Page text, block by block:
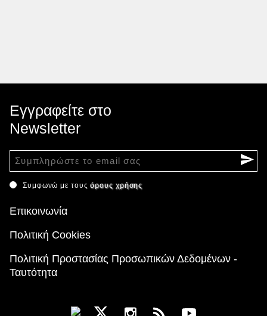
Εγγραφείτε στο
Newsletter
Συμφωνώ με τουςόρους χρήσης
Επικοινωνία
Πολιτική Cookies
Πολιτική Προστασίας Προσωπικών Δεδομένων -
Ταυτότητα